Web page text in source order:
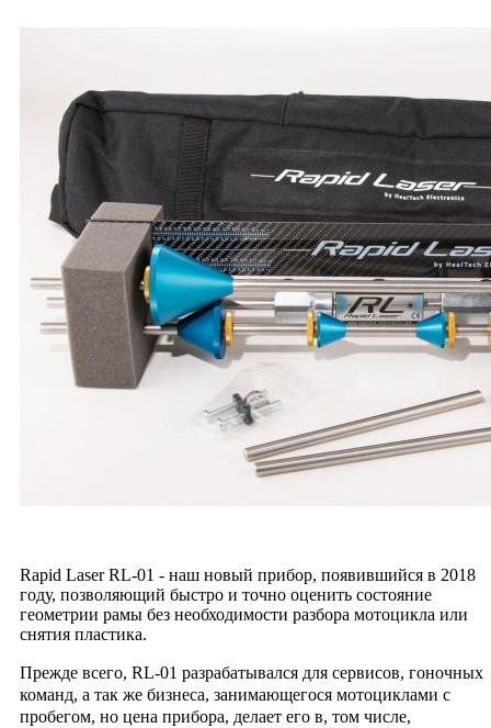
Rapid Laser RL-01 - наш новый прибор, появившийся в 2018
году, позволяющий быстро и точно оценить состояние
геометрии рамы без необходимости разбора мотоцикла или
снятия пластика.
Прежде всего, RL-01 разрабатывался для сервисов, гоночных
команд, а так же бизнеса, занимающегося мотоциклами с
пробегом, но цена прибора, делает его в, том числе,